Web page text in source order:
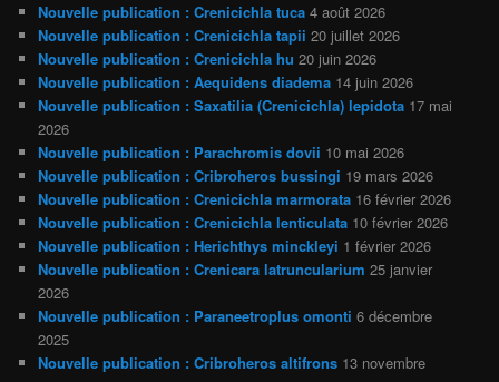
Nouvelle publication : Crenicichla tuca 4 août 2026
Nouvelle publication : Crenicichla tapii 20 juillet 2026
Nouvelle publication : Crenicichla hu 20 juin 2026
Nouvelle publication : Aequidens diadema 14 juin 2026
Nouvelle publication : Saxatilia (Crenicichla) lepidota 17 mai
2026
Nouvelle publication : Parachromis dovii 10 mai 2026
Nouvelle publication : Cribroheros bussingi 19 mars 2026
Nouvelle publication : Crenicichla marmorata 16 février 2026
Nouvelle publication : Crenicichla lenticulata 10 février 2026
Nouvelle publication : Herichthys minckleyi 1 février 2026
Nouvelle publication : Crenicara latruncularium 25 janvier
2026
Nouvelle publication : Paraneetroplus omonti 6 décembre
2025
Nouvelle publication : Cribroheros altifrons 13 novembre